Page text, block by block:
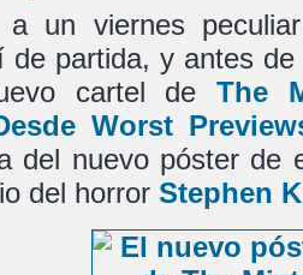
a un viernes
de partida, y antes
cartel de The
Worst
del nuevo póster de
del horror Stephen